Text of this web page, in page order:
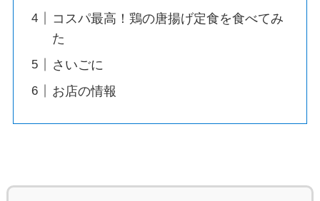
コスパ最高！鶏の唐揚げ定食を食べてみ
た
さいごに
お店の情報